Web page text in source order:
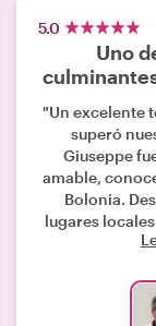
5.0
Uno
"Un excelente
superó
Giuseppe
amable,
Bolonia.
lugares
habríamos
historias
¡Muy